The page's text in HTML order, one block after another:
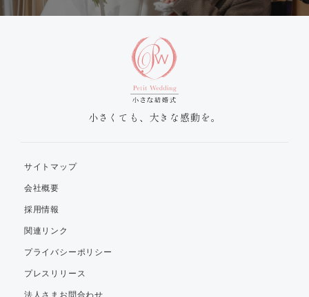
小さくても、大きな感動を。
サイトマップ
会社概要
採用情報
関連リンク
プライバシーポリシー
プレスリリース
法人さまお問合わせ